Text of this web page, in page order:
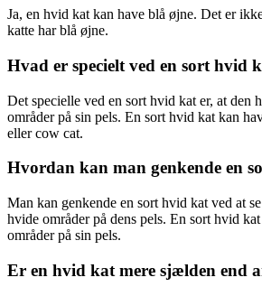
Ja, en hvid kat kan have blå øjne. Det er
katte har blå øjne.
Hvad er specielt ved en sort hvid
Det specielle ved en sort hvid kat er, at den
områder på sin pels. En sort hvid kat kan
eller cow cat.
Hvordan kan man genkende en
Man kan genkende en sort hvid kat ved at
hvide områder på dens pels. En sort hvid
områder på sin pels.
Er en hvid kat mere sjælden end